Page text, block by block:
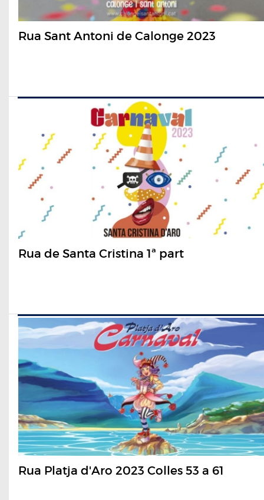
Rua Sant Antoni de Calonge 2023
Rua de Santa Cristina 1ª part
Rua Platja d'Aro 2023 Colles 53 a 61